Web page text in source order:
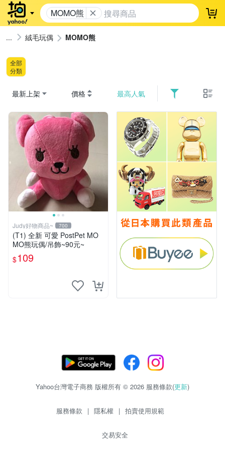
MOMO熊 登
絨毛玩偶 MOMO熊
全部
分類
最新上架 價格 最高人氣
Judy好物商品~ 700
(T1) 全新 可愛 PostPet MO
MO熊玩偶/吊飾~90元~
$109
Yahoo台灣電子商務 版權所有 © 2026 服務條款(更新)
服務條款 | 隱私權 | 拍賣使用規範
交易安全